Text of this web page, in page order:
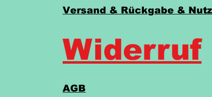
Versand & Rückgabe &
Widerruf
AGB